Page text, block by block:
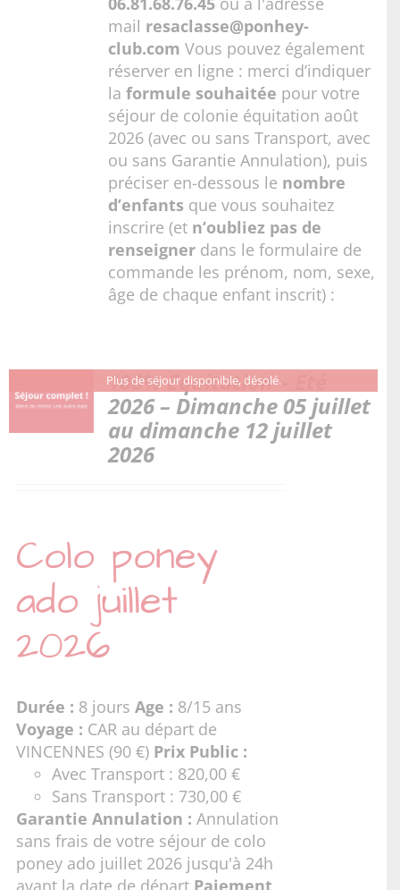
mail resaclasse@ponhey-
club.com Vous pouvez également
réserver en ligne : merci d’indiquer
laformule souhaitée pour votre
séjour de colonie équitation août
2026 (avec ou sans Transport, avec
ou sans Garantie Annulation), puis
préciser en-dessous le nombre
d’enfants que vous souhaitez
inscrire (et n’oubliez pas de
renseigner dans le formulaire de
commande les prénom, nom, sexe,
âge de chaque enfant inscrit) :
Plus de séjour disponible, désolé.
100% Equitation – Eté
2026 – Dimanche 05 juillet
au dimanche 12 juillet
2026
Colo poney
ado juillet
2026
Durée : 8 joursAge : 8/15 ans
Voyage : CAR au départ de
VINCENNES (90 €) Prix Public :
Avec Transport : 820,00 €
Sans Transport : 730,00 €
Garantie Annulation : Annulation
sans frais de votre séjour de colo
poney ado juillet 2026 jusqu'à 24h
avant la date de départ Paiement